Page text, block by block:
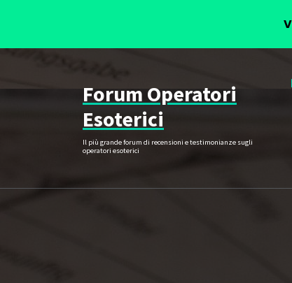
contenuto
Forum Operatori
Esoterici
Il più grande forum di recensioni e testimonianze sugli
operatori esoterici